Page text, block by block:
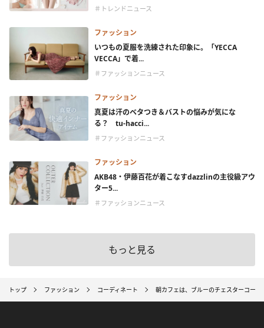
＃トレンドニュース
ファッション
いつもの夏服を洗練された印象に。「YECCA
VECCA」で着...
＃ファッションニュース
ファッション
真夏は汗のベタつき＆バストの悩みが気にな
る？ tu-hacci...
＃ファッションニュース
ファッション
AKB48・伊藤百花が着こなすdazzlinの主役級アウ
ター5...
＃ファッションニュース
もっと見る
トップ ファッション コーディネート 朝カフェは、ブルーのチェスターコー